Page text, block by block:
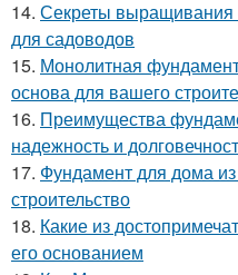
14. Секреты выращивания
для садоводов
15. Монолитная
основа для вашего
16. Преимущества
надежность и
17. Фундамент для дома
строительство
18. Какие из
его основанием